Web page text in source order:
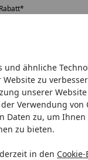
und ähnliche
zu
unserer
Verwendung von
Daten zu, um
zu bieten.
in den
Tipps & Tricks
Hunde Katzen
Pools